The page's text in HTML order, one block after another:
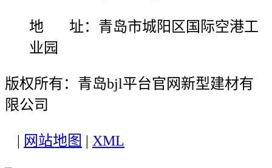
地 址：青岛市城阳区国际空港工
业园
版权所有：青岛bjl平台官网新型建材有
限公司
网站地图 XML